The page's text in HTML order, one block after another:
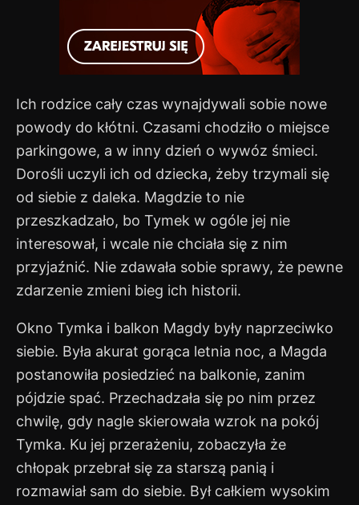
Ich rodzice cały czas wynajdywali sobie nowe
powody do kłótni. Czasami chodziło o miejsce
parkingowe, a w inny dzień o wywóz śmieci.
Dorośli uczyli ich od dziecka, żeby trzymali się
od siebie z daleka. Magdzie to nie
przeszkadzało, bo Tymek w ogóle jej nie
interesował, i wcale nie chciała się z nim
przyjaźnić. Nie zdawała sobie sprawy, że pewne
zdarzenie zmieni bieg ich historii.
Okno Tymka i balkon Magdy były naprzeciwko
siebie. Była akurat gorąca letnia noc, a Magda
postanowiła posiedzieć na balkonie, zanim
pójdzie spać. Przechadzała się po nim przez
chwilę, gdy nagle skierowała wzrok na pokój
Tymka. Ku jej przerażeniu, zobaczyła że
chłopak przebrał się za starszą panią i
rozmawiał sam do siebie. Był całkiem wysokim